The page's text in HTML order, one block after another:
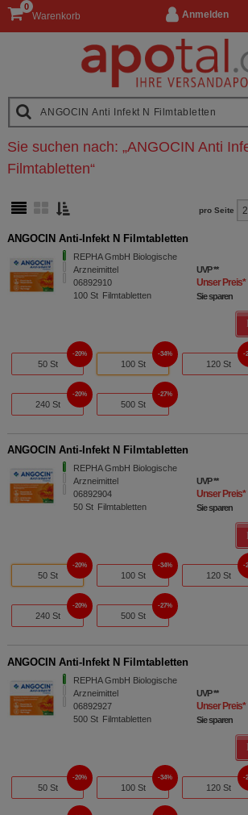
Anmelden
Warenkorb
0
Sie suchen nach: „ANGOCIN Anti
Filmtabletten“
pro Seite
ANGOCIN Anti-Infekt N Filmtabletten
REPHA GmbH Biologische
Arzneimittel
06892910
100 St Filmtabletten
UVP**
Unser Preis*
Sie sparen
50 St
20%
100 St
34%
120 St
240 St
20%
500 St
27%
ANGOCIN Anti-Infekt N Filmtabletten
REPHA GmbH Biologische
Arzneimittel
06892904
50 St Filmtabletten
UVP**
Unser Preis*
Sie sparen
50 St
20%
100 St
34%
120 St
240 St
20%
500 St
27%
ANGOCIN Anti-Infekt N Filmtabletten
REPHA GmbH Biologische
Arzneimittel
06892927
500 St Filmtabletten
UVP**
Unser Preis*
Sie sparen
50 St
20%
100 St
34%
120 St